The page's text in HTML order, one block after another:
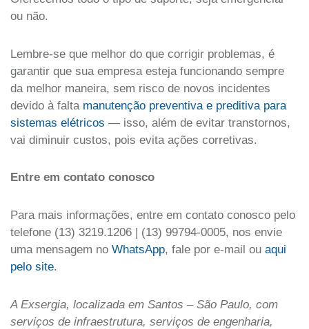
ou não.
Lembre-se que melhor do que corrigir problemas, é
garantir que sua empresa esteja funcionando sempre
da melhor maneira, sem risco de novos incidentes
devido à falta manutenção preventiva e preditiva para
sistemas elétricos — isso, além de evitar transtornos,
vai diminuir custos, pois evita ações corretivas.
Entre em contato conosco
Para mais informações, entre em contato conosco pelo
telefone (13) 3219.1206 | (13) 99794-0005, nos envie
uma mensagem no WhatsApp, fale por e-mail ou aqui
pelo site.
A Exsergia, localizada em Santos – São Paulo, com
serviços de infraestrutura, serviços de engenharia,